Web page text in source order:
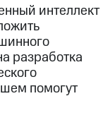
интеллект
разработка
помогут